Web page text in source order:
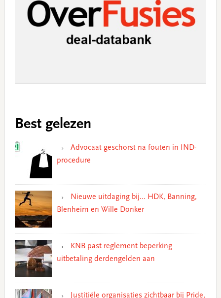
Best gelezen
Advocaat geschorst na fouten in IND-
procedure
Nieuwe uitdaging bij… HDK, Banning,
Blenheim en Wille Donker
KNB past reglement beperking
uitbetaling derdengelden aan
Justitiële organisaties zichtbaar bij Pride,